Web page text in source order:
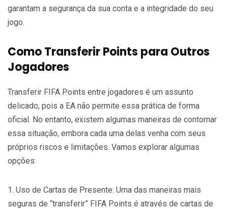
garantam a segurança da sua conta e a integridade do seu
jogo.
Como Transferir Points para Outros
Jogadores
Transferir FIFA Points entre jogadores é um assunto
delicado, pois a EA não permite essa prática de forma
oficial. No entanto, existem algumas maneiras de contornar
essa situação, embora cada uma delas venha com seus
próprios riscos e limitações. Vamos explorar algumas
opções:
1. Uso de Cartas de Presente: Uma das maneiras mais
seguras de “transferir” FIFA Points é através de cartas de